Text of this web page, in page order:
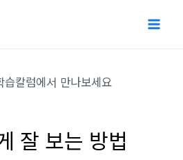
칼럼에서 만나보세요
잘 보는 방법